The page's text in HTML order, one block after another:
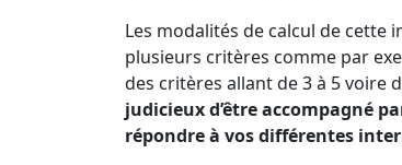
Les modalités de calcul de cette
plusieurs critères comme par
des critères allant de 3 à 5 voire
judicieux d’être accompagné
répondre à vos différentes